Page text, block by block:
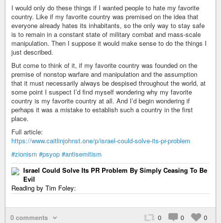
I would only do these things if I wanted people to hate my favorite
country. Like if my favorite country was premised on the idea that
everyone already hates its inhabitants, so the only way to stay safe
is to remain in a constant state of military combat and mass-scale
manipulation. Then I suppose it would make sense to do the things I
just described.
But come to think of it, if my favorite country was founded on the
premise of nonstop warfare and manipulation and the assumption
that it must necessarily always be despised throughout the world, at
some point I suspect I’d find myself wondering why my favorite
country is my favorite country at all. And I’d begin wondering if
perhaps it was a mistake to establish such a country in the first
place.
Full article:
https://www.caitlinjohnst.one/p/israel-could-solve-its-pr-problem
#zionism #psyop #antisemitism
Israel Could Solve Its PR Problem By Simply Ceasing To Be
Evil
Reading by Tim Foley:
0 comments 0 0 0